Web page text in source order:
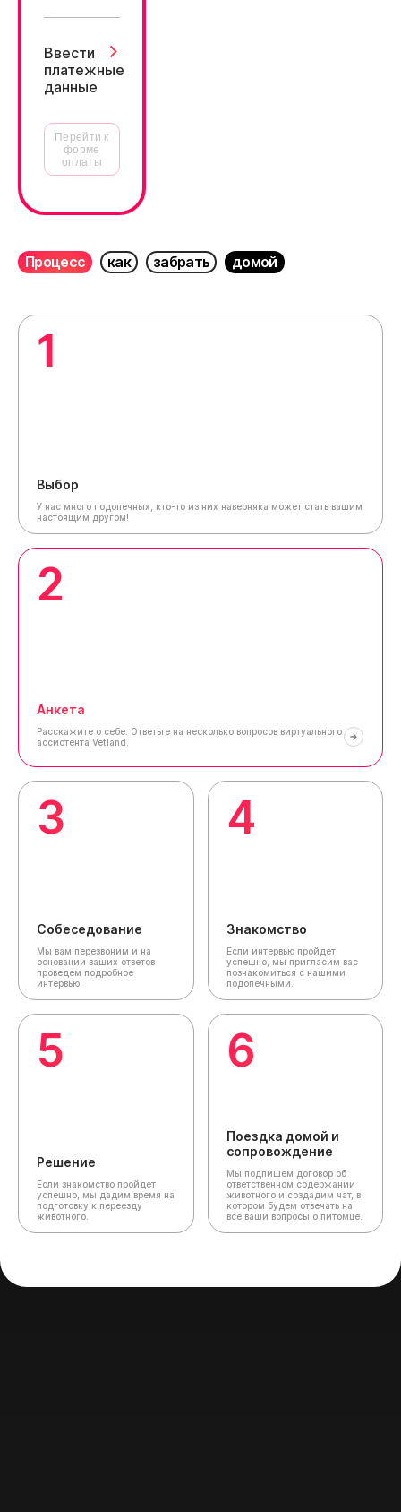
Ввести
платежные
данные
Перейти к
форме
оплаты
Процесс как забрать домой
1
Выбор
У нас много подопечных, кто-то из них наверняка может стать вашим
настоящим другом!
2
Анкета
Расскажите о себе. Ответьте на несколько вопросов виртуального
ассистента Vetland.
3
Собеседование
Мы вам перезвоним и на
основании ваших ответов
проведем подробное
интервью.
4
Знакомство
Если интервью пройдет
успешно, мы пригласим вас
познакомиться с нашими
подопечными.
5
Решение
Если знакомство пройдет
успешно, мы дадим время на
подготовку к переезду
животного.
6
Поездка домой и
сопровождение
Мы подпишем договор об
ответственном содержании
животного и создадим чат, в
котором будем отвечать на
все ваши вопросы о питомце.